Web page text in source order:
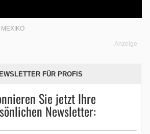
Anzeige
FÜR PROFIS
Sie jetzt Ihre
Newsletter: